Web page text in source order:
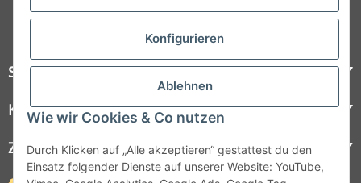
Konfigurieren
Ablehnen
Wie wir Cookies & Co nutzen
Durch Klicken auf „Alle akzeptieren“ gestattest du den
Einsatz folgender Dienste auf unserer Website: YouTube,
Steelboxx
Kundenservice
Zahlungsmöglichkeiten